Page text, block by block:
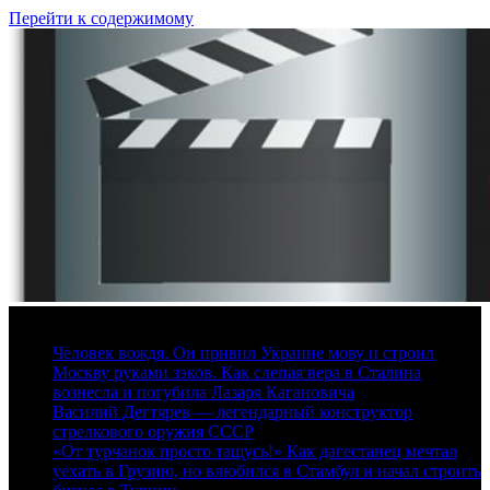
Перейти к содержимому
Человек вождя. Он привил Украине мову и строил
Москву руками зэков. Как слепая вера в Сталина
вознесла и погубила Лазаря Кагановича
Василий Дегтярев — легендарный конструктор
стрелкового оружия СССР
«От турчанок просто тащусь!» Как дагестанец мечтал
уехать в Грузию, но влюбился в Стамбул и начал строить